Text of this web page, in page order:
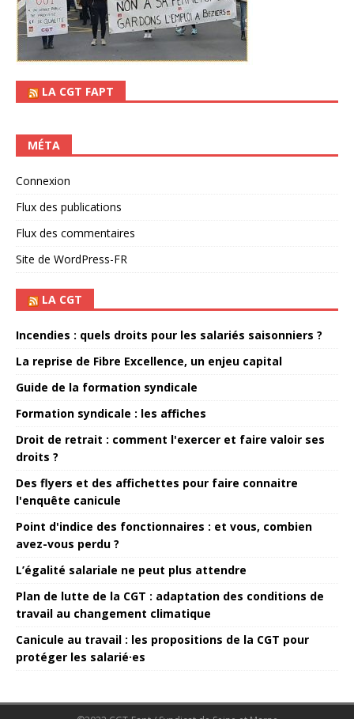
LA CGT FAPT
MÉTA
Connexion
Flux des publications
Flux des commentaires
Site de WordPress-FR
LA CGT
Incendies : quels droits pour les salariés saisonniers ?
La reprise de Fibre Excellence, un enjeu capital
Guide de la formation syndicale
Formation syndicale : les affiches
Droit de retrait : comment l'exercer et faire valoir ses
droits ?
Des flyers et des affichettes pour faire connaitre
l'enquête canicule
Point d'indice des fonctionnaires : et vous, combien
avez-vous perdu ?
L’égalité salariale ne peut plus attendre
Plan de lutte de la CGT : adaptation des conditions de
travail au changement climatique
Canicule au travail : les propositions de la CGT pour
protéger les salarié·es